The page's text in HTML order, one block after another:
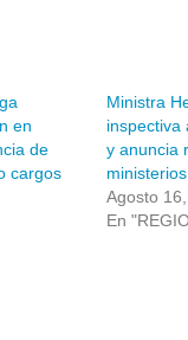
en
de
cargos
Ministra
inspectiva
y anuncia
Agosto
En